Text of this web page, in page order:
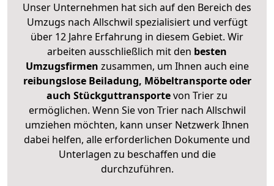
Unser Unternehmen hat sich auf den Bereich des
Umzugs nach Allschwil spezialisiert und verfügt
über 12 Jahre Erfahrung in diesem Gebiet. Wir
arbeiten ausschließlich mit den besten
Umzugsfirmen zusammen, um Ihnen auch eine
reibungslose Beiladung, Möbeltransporte oder
auch Stückguttransportevon Trier zu
ermöglichen. Wenn Sie von Trier nach Allschwil
umziehen möchten, kann unser Netzwerk Ihnen
dabei helfen, alle erforderlichen Dokumente und
Unterlagen zu beschaffen und die
durchzuführen.